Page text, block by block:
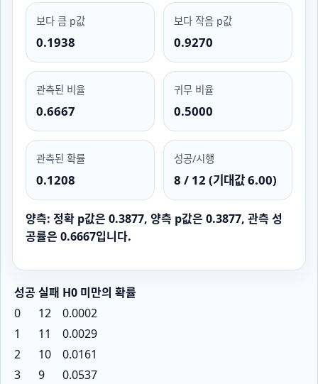
보다 큼 p값
0.1938
보다 작음 p값
0.9270
관측된 비율
0.6667
귀무 비율
0.5000
관측된 확률
0.1208
성공/시행
8 / 12 (기대값 6.00)
양측: 정확 p값은 0.3877, 양측 p값은 0.3877, 관측 성
공률은 0.6667입니다.
성공 실패 H0 미만의 확률
0
12
0.0002
1
11
0.0029
2
10
0.0161
3
9
0.0537